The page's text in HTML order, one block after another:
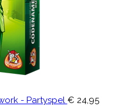
- Partyspel € 24,95